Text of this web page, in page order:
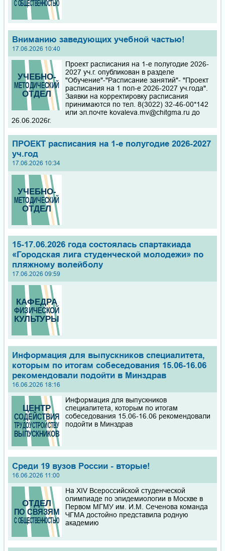
Вниманию заведующих учебной частью!
17.06.2026 10:40
Проект расписания на 1-е полугодие 2026-
2027 уч.г. опубликован в разделе
"Обучение"-"Расписание занятий"- "Проект
расписания на 1 пол-е 2026-2027 уч.года".
Заявки на корректировку расписания
принимаются по тел. 8(3022) 32-46-00*142
или эл.почте kovaleva.mv@chitgma.ru до
26.06.2026г.
ПРОЕКТ расписания на 1-е полугодие 2026-2027
уч.год
17.06.2026 10:34
15-17.06.2026 года состоялась спартакиада
«Городская лига студенческой молодежи» по
пляжному волейболу
17.06.2026 09:59
Информация для выпускников специалитета,
которым по итогам собеседования 15.06-16.06
рекомендовали подойти в Минздрав
16.06.2026 18:16
Информация для выпускников
специалитета, которым по итогам
собеседования 15.06-16.06 рекомендовали
подойти в Минздрав
Среди 19 вузов России - вторые!
16.06.2026 11:00
На XIV Всероссийской студенческой
олимпиаде по эпидемиологии в Москве в
Первом МГМУ им. И.М. Сеченова команда
ЧГМА достойно представила родную
академию